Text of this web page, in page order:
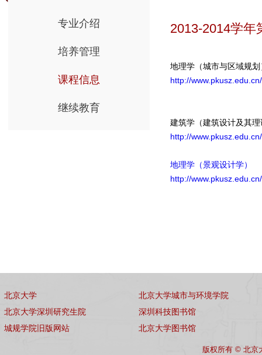
专业介绍
培养管理
课程信息
继续教育
2013-2014学年
地理学（城市与区域规划
http://
建筑学（建筑设计及其理
http://
地理学（景观设计学）
http://
北京大学
北京大学深圳研究生院
城规学院旧版网站
北京大学城市与环境学院
深圳科技图书馆
北京大学图书馆
版权所有 © 北